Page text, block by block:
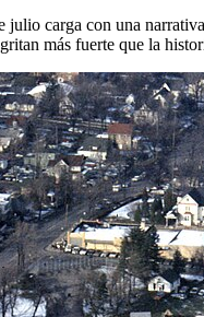
carga con una
más fuerte que la